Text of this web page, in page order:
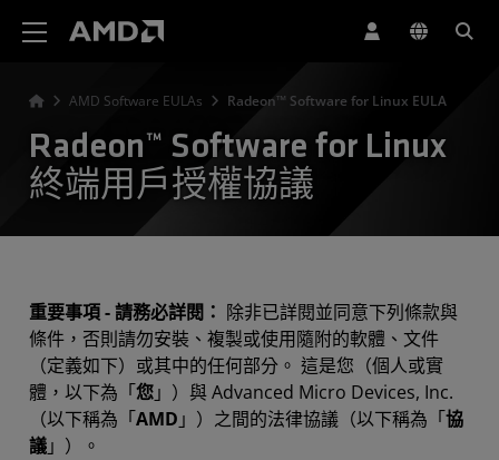
AMD Software EULAs Radeon™ Software for Linux EULA
Radeon™ Software for Linux
終端用戶授權協議
重要事項 - 請務必詳閱： 除非已詳閱並同意下列條款與
條件，否則請勿安裝、複製或使用隨附的軟體、文件
（定義如下）或其中的任何部分。 這是您（個人或實
體，以下為「您」）與 Advanced Micro Devices, Inc.
（以下稱為「AMD 」）之間的法律協議（以下稱為「協
議」）。